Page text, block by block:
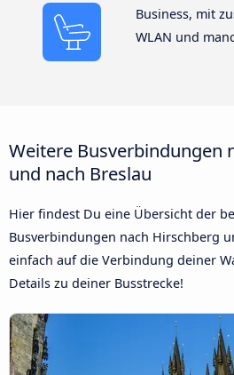
Business, mit
WLAN und
Weitere Busverbindungen
und nach Breslau
Hier findest Du eine Übersicht der
Busverbindungen nach Hirschberg
einfach auf die Verbindung deiner
Details zu deiner Busstrecke!